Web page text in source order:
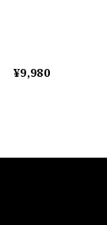
¥9,980